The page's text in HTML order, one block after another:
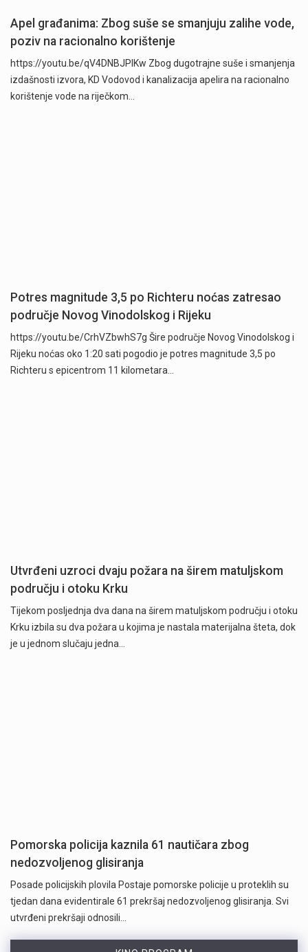
Apel građanima: Zbog suše se smanjuju zalihe vode,
poziv na racionalno korištenje
https://youtu.be/qV4DNBJPlKw Zbog dugotrajne suše i smanjenja
izdašnosti izvora, KD Vodovod i kanalizacija apelira na racionalno
korištenje vode na riječkom…
Potres magnitude 3,5 po Richteru noćas zatresao
područje Novog Vinodolskog i Rijeku
https://youtu.be/CrhVZbwhS7g Šire područje Novog Vinodolskog i
Rijeku noćas oko 1:20 sati pogodio je potres magnitude 3,5 po
Richteru s epicentrom 11 kilometara…
Utvrđeni uzroci dvaju požara na širem matuljskom
području i otoku Krku
Tijekom posljednja dva dana na širem matuljskom području i otoku
Krku izbila su dva požara u kojima je nastala materijalna šteta, dok
je u jednom slučaju jedna…
Pomorska policija kaznila 61 nautičara zbog
nedozvoljenog glisiranja
Posade policijskih plovila Postaje pomorske policije u proteklih su
tjedan dana evidentirale 61 prekršaj nedozvoljenog glisiranja. Svi
utvrđeni prekršaji odnosili…